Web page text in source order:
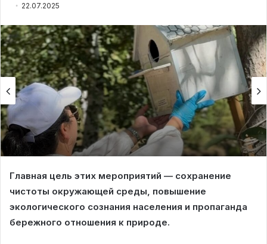
22.07.2025
Главная цель этих мероприятий — сохранение
чистоты окружающей среды, повышение
экологического сознания населения и пропаганда
бережного отношения к природе.